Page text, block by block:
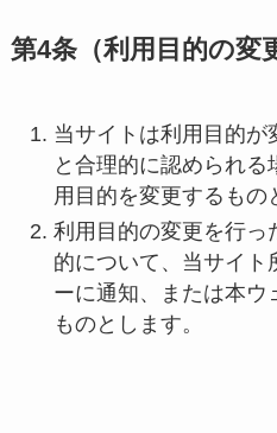
第4条（利用目的の変
当サイトは利用目的が
と合理的に認められる
用目的を変更するもの
利用目的の変更を行っ
的について、当サイト
ーに通知、または本ウ
ものとします。